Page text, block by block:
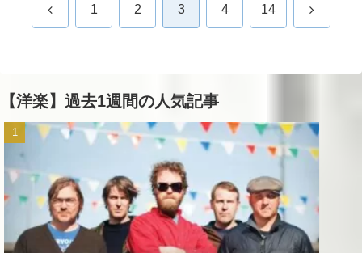
前 1 2 3 4 14 次
【洋楽】過去1週間の人気記事